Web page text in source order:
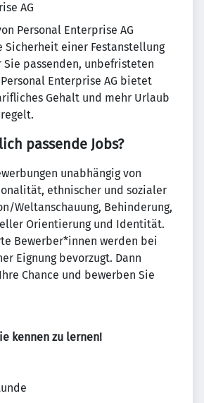
AG
Personal Enterprise AG
Sicherheit einer Festanstellung
passenden, unbefristeten
Enterprise AG bietet
Gehalt und mehr Urlaub
passende Jobs?
unabhängig von
ethnischer und sozialer
Weltanschauung, Behinderung,
Orientierung und Identität.
Bewerber*innen werden bei
Eignung bevorzugt. Dann
Chance und bewerben Sie
kennen zu lernen!